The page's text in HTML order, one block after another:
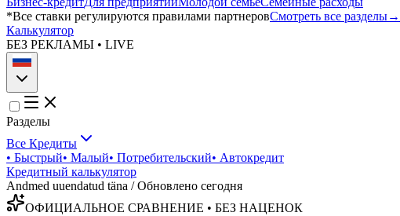
*Все ставки регулируются правилами партнеровСмотреть все разделы→
Калькулятор
БЕЗ РЕКЛАМЫ • LIVE
Разделы
Все Кредиты
• Быстрый• Малый• Потребительский• Автокредит
Кредитный калькулятор
Andmed uuendatud täna / Обновлено сегодня
ОФИЦИАЛЬНОЕ СРАВНЕНИЕ • БЕЗ НАЦЕНОК